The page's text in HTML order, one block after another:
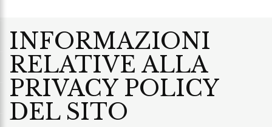
INFORMAZIONI
RELATIVE ALLA
PRIVACY POLICY
DEL SITO